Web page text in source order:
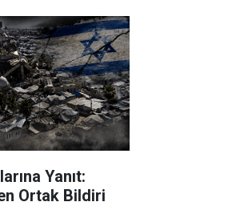
Yanıt:
Ortak Bildiri